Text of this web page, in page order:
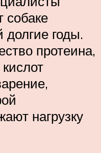
собаке
долгие годы.
протеина,
нагрузку